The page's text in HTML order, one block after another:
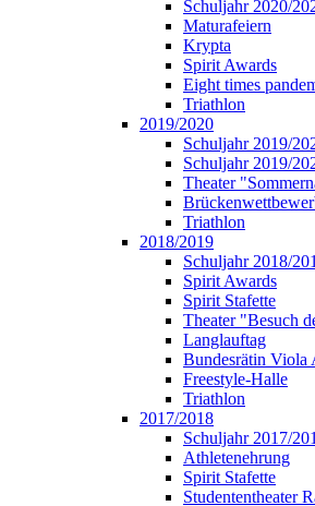
Schuljahr 2020/
Maturafeiern
Krypta
Spirit Awards
Eight times
Triathlon
2019/2020
Schuljahr 2019/
Schuljahr 2019/
Theater
Triathlon
2018/2019
Schuljahr 2018/
Spirit Awards
Spirit Stafette
Theater "Besuch
Langlauftag
Bundesrätin Viola
Freestyle-Halle
Triathlon
2017/2018
Schuljahr 2017/
Athletenehrung
Spirit Stafette
Studententheater